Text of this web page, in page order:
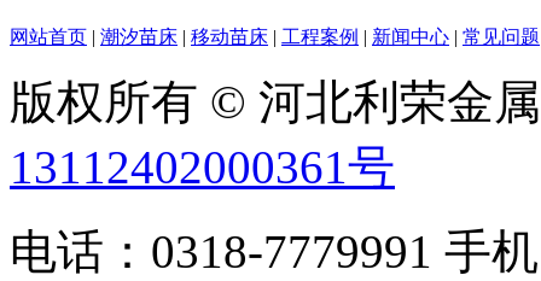
网站首页 | 潮汐苗床 | 移动苗床 | 工程案例 | 新闻中心 | 常见问题
版权所有 © 河北利荣金
13112402000361号
电话：0318-7779991 手